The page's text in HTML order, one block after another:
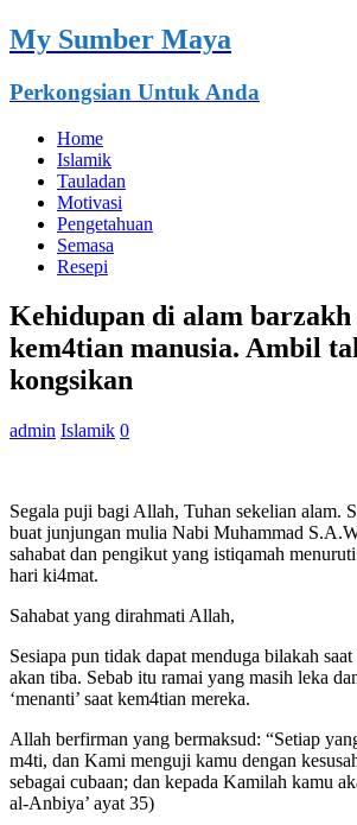
My Sumber Maya
Perkongsian Untuk Anda
Home
Islamik
Tauladan
Motivasi
Pengetahuan
Semasa
Resepi
Kehidupan di alam barzakh
kem4tian manusia. Ambil
kongsikan
admin Islamik 0
Segala puji bagi Allah, Tuhan sekelian alam.
buat junjungan mulia Nabi Muhammad
sahabat dan pengikut yang istiqamah
hari ki4mat.
Sahabat yang dirahmati Allah,
Sesiapa pun tidak dapat menduga bilakah
akan tiba. Sebab itu ramai yang masih leka
‘menanti’ saat kem4tian mereka.
Allah berfirman yang bermaksud: “Setiap
m4ti, dan Kami menguji kamu dengan
sebagai cubaan; dan kepada Kamilah kamu
al-Anbiya’ ayat 35)